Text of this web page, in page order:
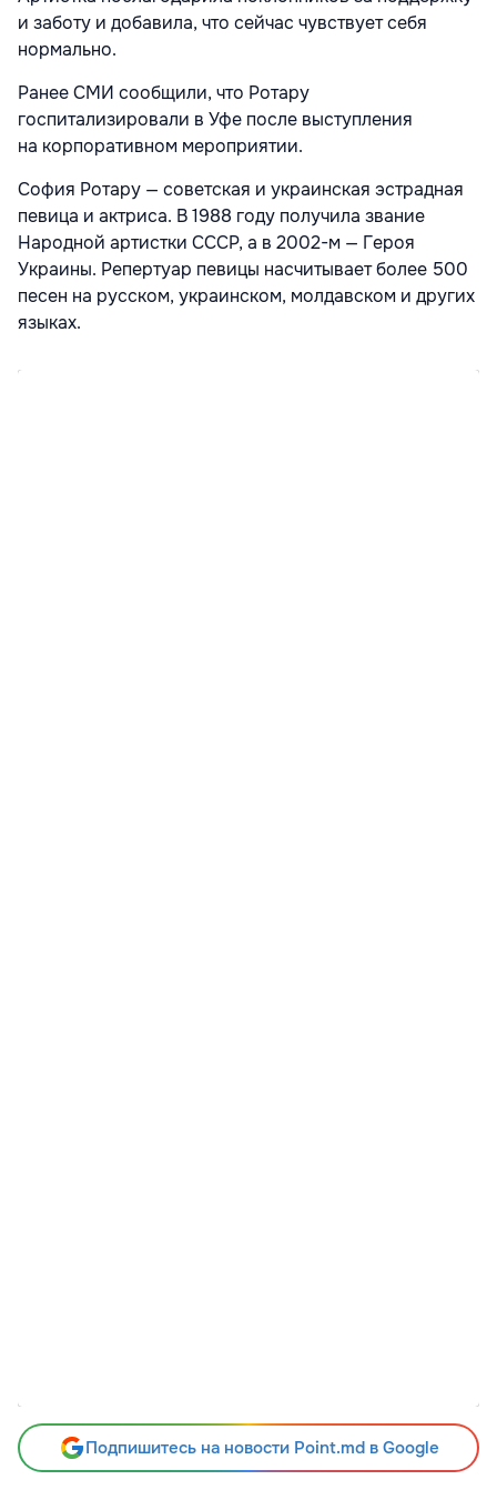
и заботу и добавила, что сейчас чувствует себя
нормально.
Ранее СМИ сообщили, что Ротару
госпитализировали в Уфе после выступления
на корпоративном мероприятии.
София Ротару — советская и украинская эстрадная
певица и актриса. В 1988 году получила звание
Народной артистки СССР, а в 2002-м — Героя
Украины. Репертуар певицы насчитывает более 500
песен на русском, украинском, молдавском и других
языках.
Подпишитесь на новости Point.md в Google